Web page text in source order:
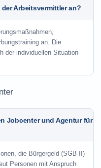
Arbeitsvermittler an?
an. Die
der individuellen Situation
Jobcenter und Agentur für
die Bürgergeld (SGB II)
Personen mit Anspruch